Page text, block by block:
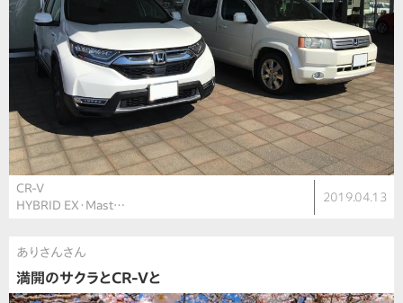
CR-V
HYBRID EX・Mast…
2019.04.13
ありさんさん
満開のサクラとCR-Vと